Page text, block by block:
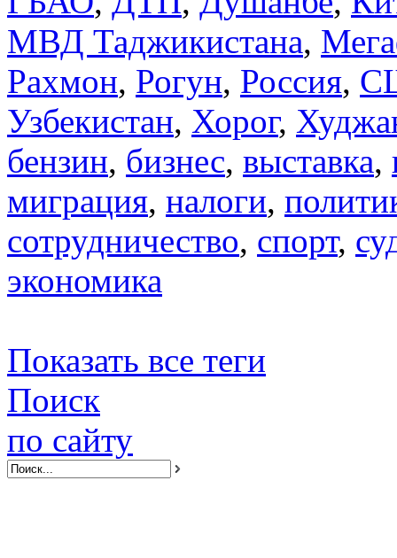
МВД Таджикистана,
Рахмон, Рогун, Россия,
Узбекистан, Хорог,
бензин, бизнес, выставка,
миграция, налоги,
сотрудничество, спорт,
экономика
Показать все теги
Поиск
по сайту